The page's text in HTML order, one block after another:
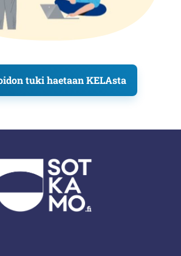
tuki haetaan KELAsta